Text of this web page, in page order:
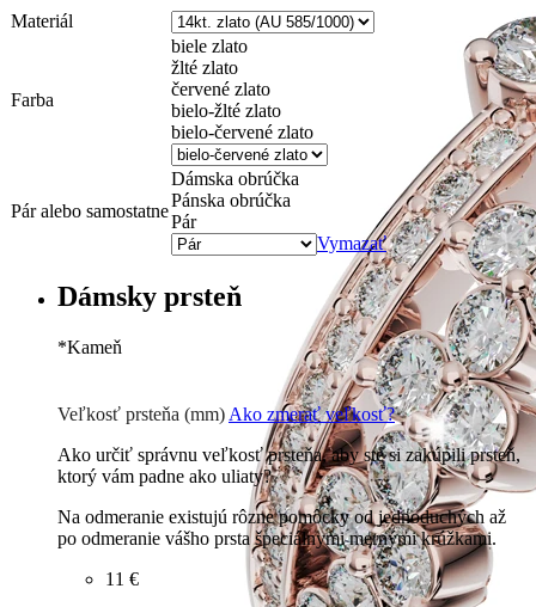
Materiál
Farba
biele zlato
žlté zlato
červené zlato
bielo-žlté zlato
bielo-červené zlato
Pár alebo samostatne
Dámska obrúčka
Pánska obrúčka
Pár
Vymazať
Dámsky prsteň
*Kameň
Briliant G-H/Si1-2 190
€
Veľkosť prsteňa (mm) Ako zmerať veľkosť?
Ako určiť správnu veľkosť prsteňa, aby ste si zakúpili prsteň,
ktorý vám padne ako uliaty?
Na odmeranie existujú rôzne pomôcky od jednoduchých až
po odmeranie vášho prsta špeciálnymi mernými krúžkami.
11 €